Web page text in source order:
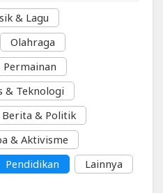
& Lagu
Olahraga
Permainan
& Teknologi
Berita & Politik
& Aktivisme
Pendidikan Lainnya